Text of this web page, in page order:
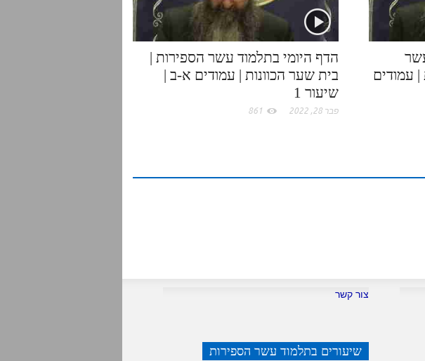
הדף היומי בתלמוד עשר הספירות |
בית שער הכוונות | עמודים א-ב |
שיעור 1
פבר 28, 2022 861
| עמודים
צור קשר
שיעורים בתלמוד עשר הספירות